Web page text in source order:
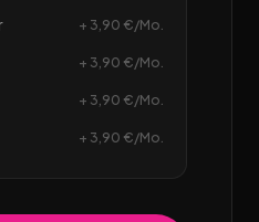
+ 3,90 €/Mo.
+ 3,90 €/Mo.
+ 3,90 €/Mo.
+ 3,90 €/Mo.